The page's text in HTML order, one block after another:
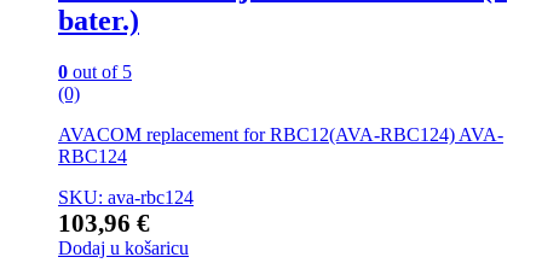
bater.)
0 out of 5
(0)
AVACOM replacement for RBC12(AVA-RBC124) AVA-
RBC124
SKU: ava-rbc124
103,96 €
Dodaj u košaricu